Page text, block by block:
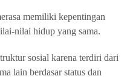
memiliki kepentingan
nilai hidup yang sama.
sosial karena terdiri dari
lain berdasar status dan